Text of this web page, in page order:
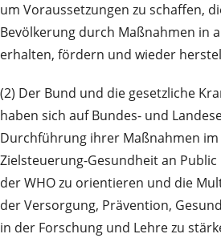
um Voraussetzungen zu schaffen,
Bevölkerung durch Maßnahmen in
erhalten, fördern und wieder
(2) Der Bund und die gesetzliche
haben sich auf Bundes- und
Durchführung ihrer Maßnahmen im
Zielsteuerung-Gesundheit an
der WHO zu orientieren und die
der Versorgung, Prävention,
in der Forschung und Lehre zu